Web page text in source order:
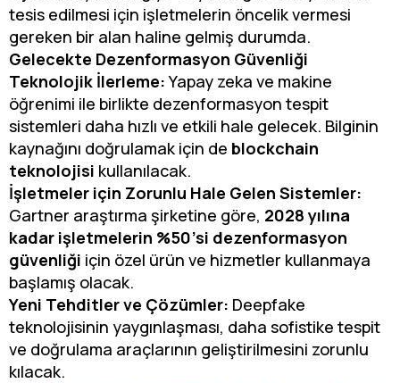
tesis edilmesi için işletmelerin öncelik vermesi
gereken bir alan haline gelmiş durumda.
Gelecekte Dezenformasyon Güvenliği
Teknolojik İlerleme:Yapay zeka ve makine
öğrenimi ile birlikte dezenformasyon tespit
sistemleri daha hızlı ve etkili hale gelecek. Bilginin
kaynağını doğrulamak için de blockchain
teknolojisi kullanılacak.
İşletmeler için Zorunlu Hale Gelen Sistemler:
Gartner araştırma şirketine göre, 2028 yılına
kadar işletmelerin %50’si dezenformasyon
güvenliği için özel ürün ve hizmetler kullanmaya
başlamış olacak.
Yeni Tehditler ve Çözümler: Deepfake
teknolojisinin yaygınlaşması, daha sofistike tespit
ve doğrulama araçlarının geliştirilmesini zorunlu
kılacak.